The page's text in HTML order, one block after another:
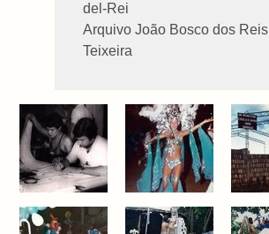
del-Rei
Arquivo João Bosco dos Reis
Teixeira